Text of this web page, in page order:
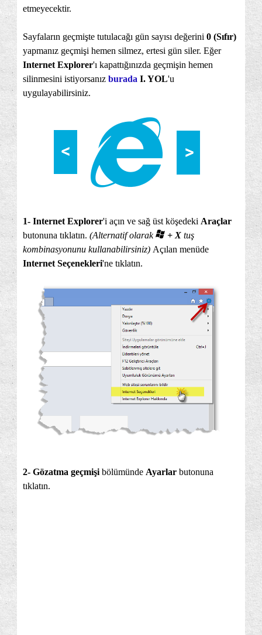
etmeyecektir.
Sayfaların geçmişte tutulacağı gün sayısı değerini 0 (Sıfır)
yapmanız geçmişi hemen silmez, ertesi gün siler. Eğer
Internet Explorer'ı kapattığınızda geçmişin hemen
silinmesini istiyorsanız burada I. YOL'u
uygulayabilirsiniz.
1- Internet Explorer'i açın ve sağ üst köşedeki Araçlar
butonuna tıklatın. (Alternatif olarak + X tuş
kombinasyonunu kullanabilirsiniz) Açılan menüde
Internet Seçenekleri'ne tıklatın.
2- Gözatma geçmişi bölümünde Ayarlar butonuna
tıklatın.